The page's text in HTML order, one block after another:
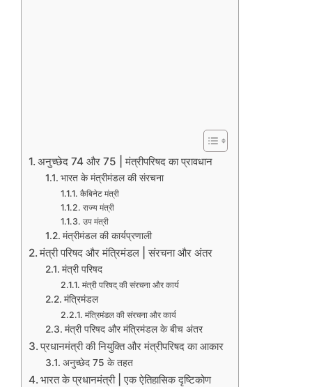
अनुच्छेद 74 और 75 | मंत्रीपरिषद का प्रावधान
भारत के मंत्रीमंडल की संरचना
कैबिनेट मंत्री
राज्य मंत्री
उप मंत्री
मंत्रीमंडल की कार्यप्रणाली
मंत्री परिषद और मंत्रिमंडल | संरचना और अंतर
मंत्री परिषद
मंत्री परिषद् की संरचना और कार्य
मंत्रिमंडल
मंत्रिमंडल की संरचना और कार्य
मंत्री परिषद और मंत्रिमंडल के बीच अंतर
प्रधानमंत्री की नियुक्ति और मंत्रीपरिषद का आकार
अनुच्छेद 75 के तहत
भारत के प्रधानमंत्री | एक ऐतिहासिक दृष्टिकोण